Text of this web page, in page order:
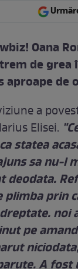
Oana
de
aproape de
a
Elisei.
statea
sa nu-l
deodata.
plimba prin
noi
pe